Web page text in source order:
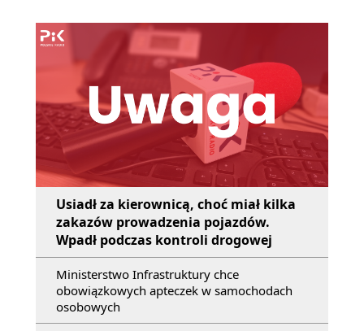
Usiadł za kierownicą, choć miał kilka
zakazów prowadzenia pojazdów.
Wpadł podczas kontroli drogowej
Ministerstwo Infrastruktury chce
obowiązkowych apteczek w samochodach
osobowych